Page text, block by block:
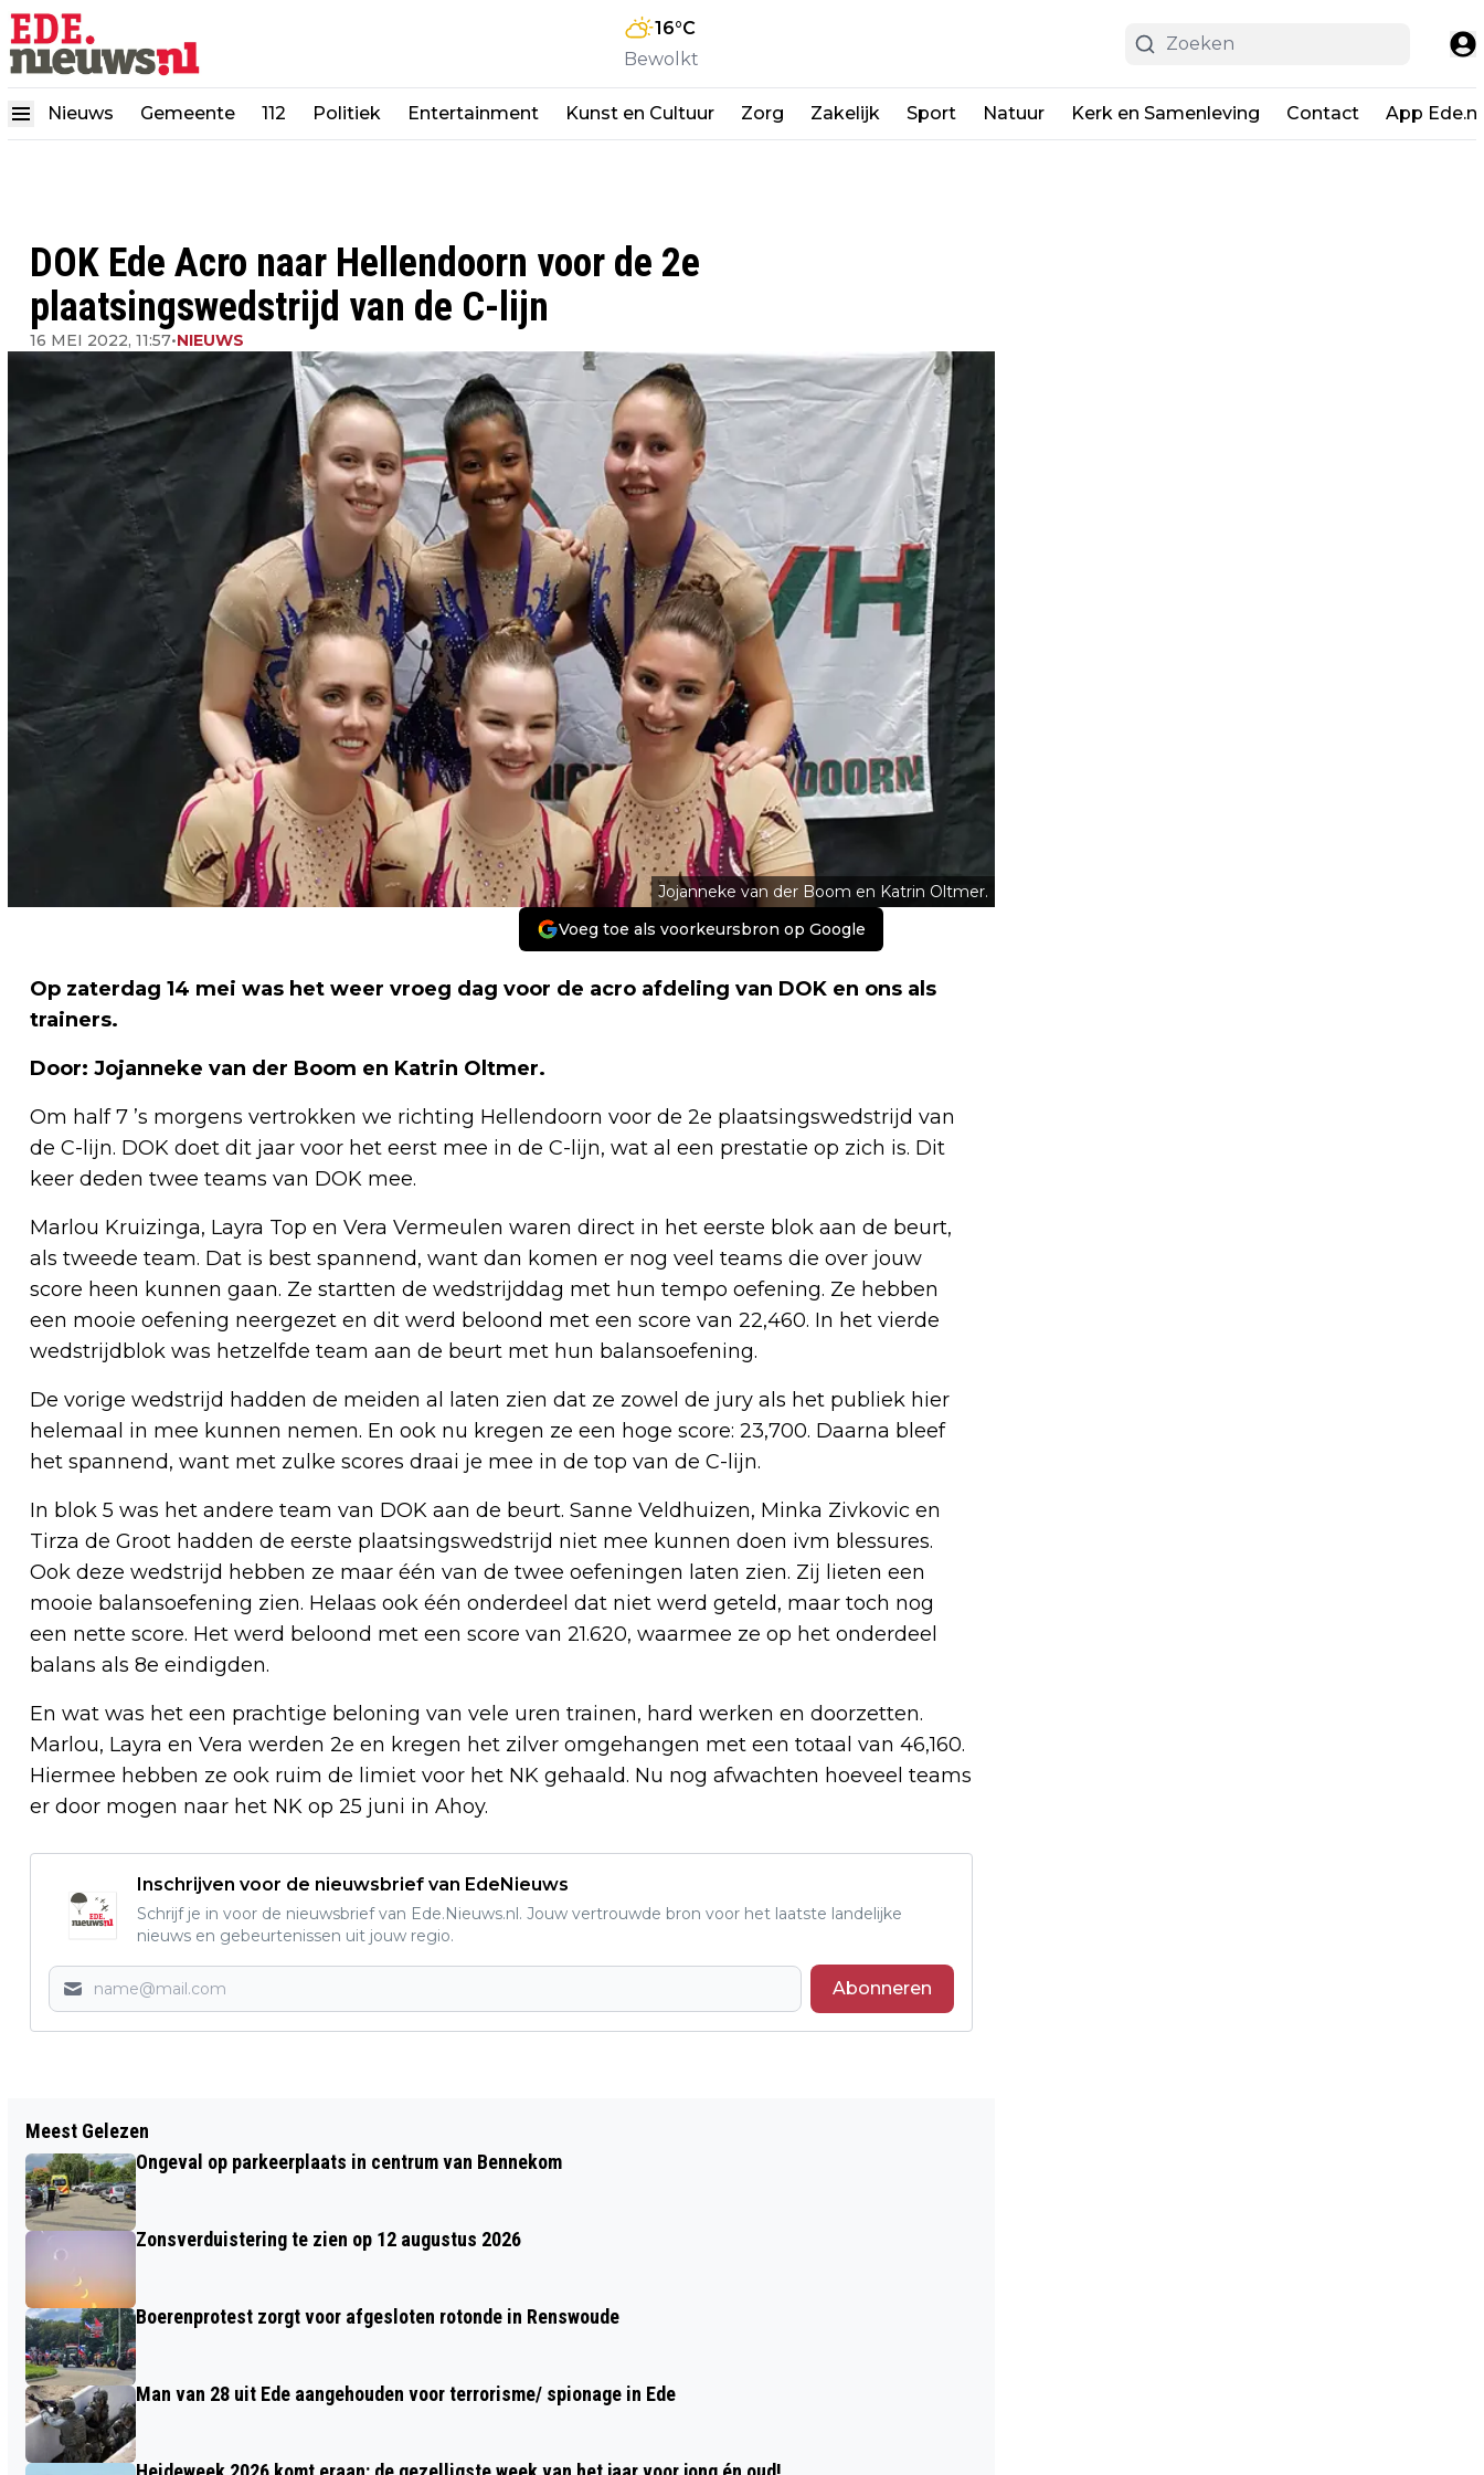
16°C
Bewolkt
Nieuws Gemeente 112 Politiek Entertainment Kunst en Cultuur Zorg Zakelijk Sport Natuur Kerk en Samenleving Contact App
DOK Ede Acro naar Hellendoorn voor de 2e
plaatsingswedstrijd van de C-lijn
16 MEI 2022, 11:57•NIEUWS
Jojanneke van der Boom en Katrin Oltmer.
Voeg toe als voorkeursbron op Google
Op zaterdag 14 mei was het weer vroeg dag voor de acro afdeling van DOK en ons als
trainers.
Door: Jojanneke van der Boom en Katrin Oltmer.
Om half 7 ’s morgens vertrokken we richting Hellendoorn voor de 2e plaatsingswedstrijd van
de C-lijn. DOK doet dit jaar voor het eerst mee in de C-lijn, wat al een prestatie op zich is. Dit
keer deden twee teams van DOK mee.
Marlou Kruizinga, Layra Top en Vera Vermeulen waren direct in het eerste blok aan de beurt,
als tweede team. Dat is best spannend, want dan komen er nog veel teams die over jouw
score heen kunnen gaan. Ze startten de wedstrijddag met hun tempo oefening. Ze hebben
een mooie oefening neergezet en dit werd beloond met een score van 22,460. In het vierde
wedstrijdblok was hetzelfde team aan de beurt met hun balansoefening.
De vorige wedstrijd hadden de meiden al laten zien dat ze zowel de jury als het publiek hier
helemaal in mee kunnen nemen. En ook nu kregen ze een hoge score: 23,700. Daarna bleef
het spannend, want met zulke scores draai je mee in de top van de C-lijn.
In blok 5 was het andere team van DOK aan de beurt. Sanne Veldhuizen, Minka Zivkovic en
Tirza de Groot hadden de eerste plaatsingswedstrijd niet mee kunnen doen ivm blessures.
Ook deze wedstrijd hebben ze maar één van de twee oefeningen laten zien. Zij lieten een
mooie balansoefening zien. Helaas ook één onderdeel dat niet werd geteld, maar toch nog
een nette score. Het werd beloond met een score van 21.620, waarmee ze op het onderdeel
balans als 8e eindigden.
En wat was het een prachtige beloning van vele uren trainen, hard werken en doorzetten.
Marlou, Layra en Vera werden 2e en kregen het zilver omgehangen met een totaal van 46,160.
Hiermee hebben ze ook ruim de limiet voor het NK gehaald. Nu nog afwachten hoeveel teams
er door mogen naar het NK op 25 juni in Ahoy.
Inschrijven voor de nieuwsbrief van EdeNieuws
Schrijf je in voor de nieuwsbrief van Ede.Nieuws.nl. Jouw vertrouwde bron voor het laatste landelijke
nieuws en gebeurtenissen uit jouw regio.
Abonneren
ONDERLINGE SPRINGWEDSTRIJD DOK
EDE
WESPENZOMER
Meest Gelezen
Ongeval op parkeerplaats in centrum van Bennekom
Zonsverduistering te zien op 12 augustus 2026
Boerenprotest zorgt voor afgesloten rotonde in Renswoude
Man van 28 uit Ede aangehouden voor terrorisme/ spionage in Ede